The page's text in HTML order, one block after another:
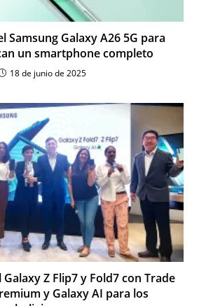
Samsung Galaxy A26 5G para
un smartphone completo
18 de junio de 2025
Z Flip7 y Fold7 con Trade
y Galaxy AI para los